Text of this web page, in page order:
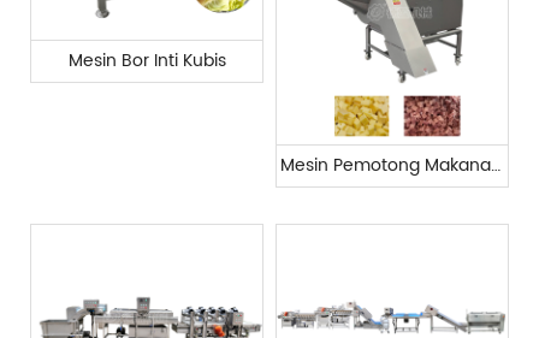
Mesin Bor Inti Kubis
Mesin Pemotong Makanan Industri